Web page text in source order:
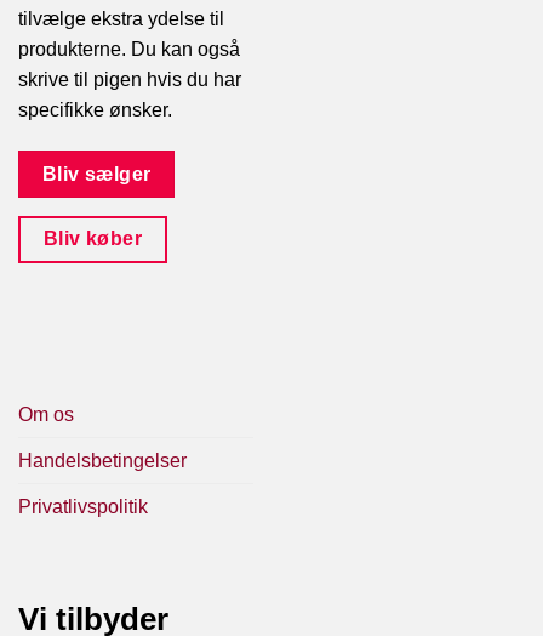
tilvælge ekstra ydelse til
produkterne. Du kan også
skrive til pigen hvis du har
specifikke ønsker.
Bliv sælger
Bliv køber
Om os
Handelsbetingelser
Privatlivspolitik
Vi tilbyder